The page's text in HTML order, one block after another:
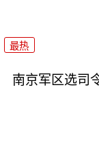
最热
南京军区选司